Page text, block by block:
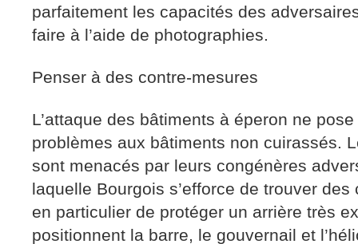
parfaitement les capacités des
faire à l’aide de photographies.
Penser à des contre-mesures
L’attaque des bâtiments à éperon ne
problèmes aux bâtiments non cuirassés.
sont menacés par leurs congénères
laquelle Bourgois s’efforce de trouver des
en particulier de protéger un arrière très
positionnent la barre, le gouvernail et